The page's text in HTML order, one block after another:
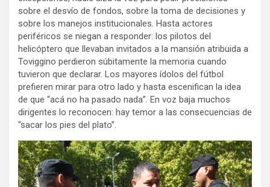
sobre el desvío de fondos, sobre la toma de decisiones y
sobre los manejos institucionales. Hasta actores
periféricos se niegan a responder: los pilotos del
helicóptero que llevaban invitados a la mansión atribuida a
Toviggino perdieron súbitamente la memoria cuando
tuvieron que declarar. Los mayores ídolos del fútbol
prefieren mirar para otro lado y hasta escenifican la idea
de que “acá no ha pasado nada”. En voz baja muchos
dirigentes lo reconocen: hay temor a las consecuencias de
“sacar los pies del plato”.